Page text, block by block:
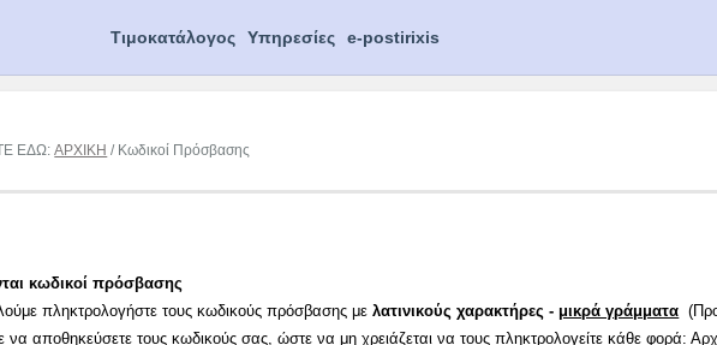
Τιμοκατάλογος Υπηρεσίες e-postirixis
ΕΔΩ:ΑΡΧΙΚΗ / Κωδικοί Πρόσβασης
κωδικοί πρόσβασης
πληκτρολογήστε τους κωδικούς πρόσβασης μελατινικούς χαρακτήρες - μικρά γράμματα
να αποθηκεύσετε τους κωδικούς σας, ώστε να μη χρειάζεται να τους πληκτρολογείτε κάθε φορά: